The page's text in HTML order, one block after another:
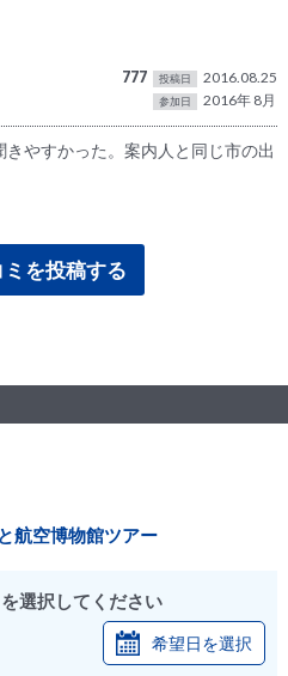
777 投稿日 2016.08.25
参加日 2016年 8月
やすかった。案内人と同じ市の出
を投稿する
航空博物館ツアー
選択してください
希望日を選択